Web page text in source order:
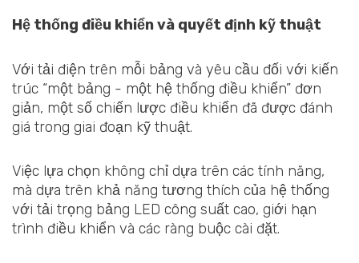
Hệ thống điều khiển và quyết định kỹ thuật
Với tải điện trên mỗi bảng và yêu cầu đối với kiến
trúc “một bảng - một hệ thống điều khiển” đơn
giản, một số chiến lược điều khiển đã được đánh
giá trong giai đoạn kỹ thuật.
Việc lựa chọn không chỉ dựa trên các tính năng,
mà dựa trên khả năng tương thích của hệ thống
với tải trọng bảng LED công suất cao, giới hạn
trình điều khiển và các ràng buộc cài đặt.